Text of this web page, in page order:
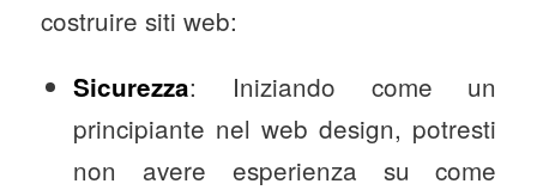
costruire siti web:
Sicurezza: Iniziando come un
principiante nel web design, potresti
non avere esperienza su come